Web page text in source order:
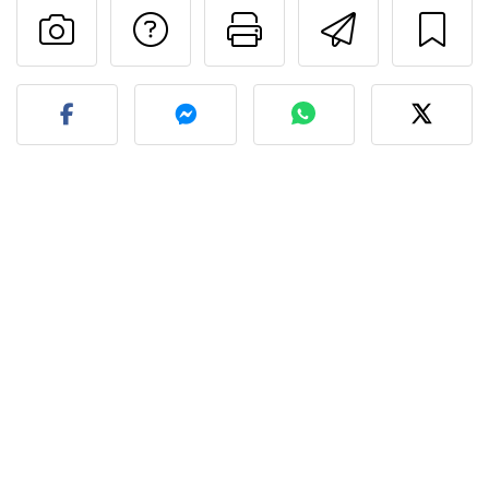
Imprimir
Preguntar al autor
Publicar la foto de esta